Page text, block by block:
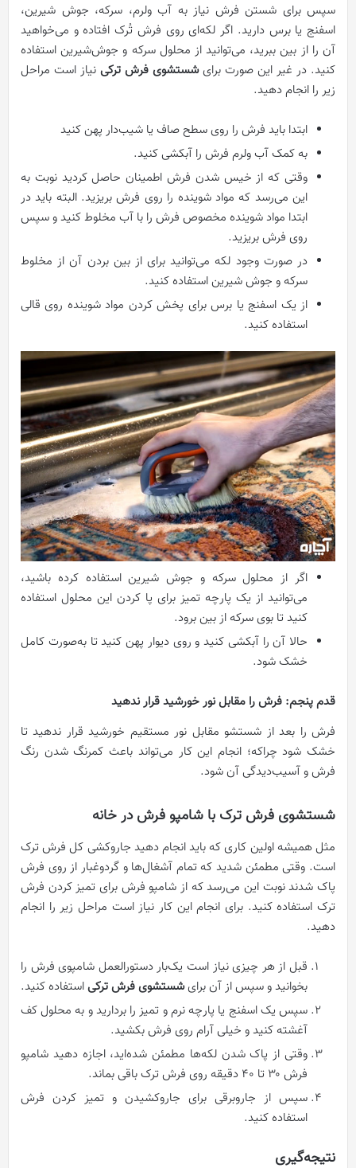
سپس برای شستن فرش نیاز به آب ولرم، سرکه، جوش شیرین،
اسفنج یا برس دارید. اگر لکه‌ای روی فرش تُرک افتاده و می‌خواهید
آن را از بین ببرید، می‌توانید از محلول سرکه و جوش‌شیرین استفاده
کنید. در غیر این صورت برایشستشوی فرش ترکی نیاز است مراحل
زیر را انجام دهید.
ابتدا باید فرش را روی سطح صاف یا شیب‌دار پهن کنید
به کمک آب ولرم فرش را آبکشی کنید.
وقتی که از خیس شدن فرش اطمینان حاصل کردید نوبت به
این می‌رسد که مواد شوینده را روی فرش بریزید. البته باید در
ابتدا مواد شوینده مخصوص فرش را با آب مخلوط کنید و سپس
روی فرش بریزید.
در صورت وجود لکه می‌توانید برای از بین بردن آن از مخلوط
سرکه و جوش شیرین استفاده کنید.
از یک اسفنج یا برس برای پخش کردن مواد شوینده روی قالی
استفاده کنید.
اگر از محلول سرکه و جوش شیرین استفاده کرده باشید،
می‌توانید از یک پارچه تمیز برای پا کردن این محلول استفاده
کنید تا بوی سرکه از بین برود.
حالا آن را آبکشی کنید و روی دیوار پهن کنید تا به‌صورت کامل
خشک شود.
قدم پنجم: فرش را مقابل نور خورشید قرار ندهید
فرش را بعد از شستشو مقابل نور مستقیم خورشید قرار ندهید تا
خشک شود چراکه؛ انجام این کار می‌تواند باعث کمرنگ شدن رنگ
فرش و آسیب‌دیدگی آن شود.
شستشوی فرش ترک با شامپو فرش در خانه
مثل همیشه اولین کاری که باید انجام دهید جاروکشی کل فرش ترک
است. وقتی مطمئن شدید که تمام آشغال‌ها و گردوغبار از روی فرش
پاک شدند نوبت این می‌رسد که از شامپو فرش برای تمیز کردن فرش
ترک استفاده کنید. برای انجام این کار نیاز است مراحل زیر را انجام
دهید.
قبل از هر چیزی نیاز است یک‌بار دستورالعمل شامپوی فرش را
بخوانید و سپس از آن برایشستشوی فرش ترکیاستفاده کنید.
سپس یک اسفنج یا پارچه نرم و تمیز را بردارید و به محلول کف
آغشته کنید و خیلی آرام روی فرش بکشید.
وقتی از پاک شدن لکه‌ها مطمئن شده‌اید، اجازه دهید شامپو
فرش ۳۰ تا ۴۰ دقیقه روی فرش ترک باقی بماند.
سپس از جاروبرقی برای جاروکشیدن و تمیز کردن فرش
استفاده کنید.
نتیجه‌گیری